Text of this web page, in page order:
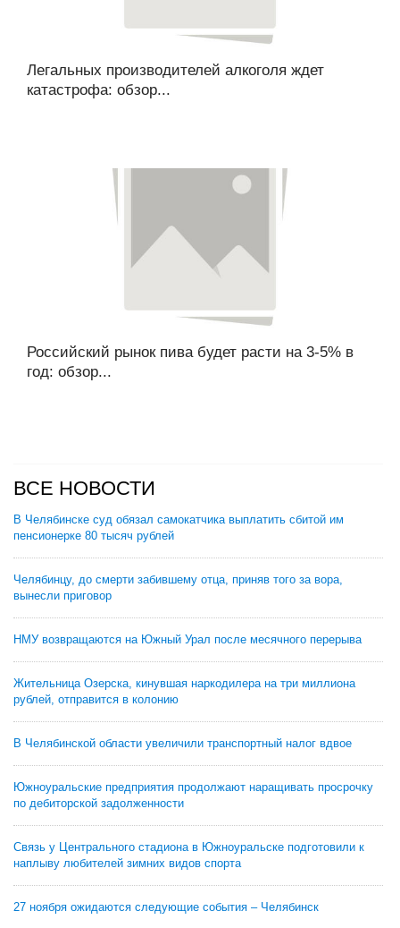
Легальных производителей алкоголя ждет
катастрофа: обзор...
Российский рынок пива будет расти на 3-5% в
год: обзор...
ВСЕ НОВОСТИ
В Челябинске суд обязал самокатчика выплатить сбитой им
пенсионерке 80 тысяч рублей
Челябинцу, до смерти забившему отца, приняв того за вора,
вынесли приговор
НМУ возвращаются на Южный Урал после месячного перерыва
Жительница Озерска, кинувшая наркодилера на три миллиона
рублей, отправится в колонию
В Челябинской области увеличили транспортный налог вдвое
Южноуральские предприятия продолжают наращивать просрочку
по дебиторской задолженности
Связь у Центрального стадиона в Южноуральске подготовили к
наплыву любителей зимних видов спорта
27 ноября ожидаются следующие события – Челябинск